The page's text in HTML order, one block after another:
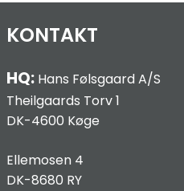
KONTAKT
HQ: Hans Følsgaard A/S
Theilgaards Torv 1
DK-4600 Køge
Ellemosen 4
DK-8680 RY